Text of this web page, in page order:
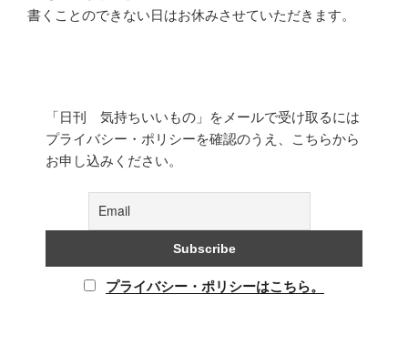
書くことのできない日はお休みさせていただきます。
「日刊 気持ちいいもの」をメールで受け取るには
プライバシー・ポリシーを確認のうえ、こちらから
お申し込みください。
プライバシー・ポリシーはこちら。